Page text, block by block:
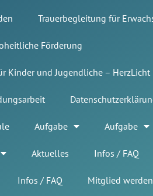
Trauerbegleitung für
Förderung
Kinder und Jugendliche – HerzLicht
Aufgabe Aufgabe
Aktuelles Infos / FAQ
Infos / FAQ Mitglied werden